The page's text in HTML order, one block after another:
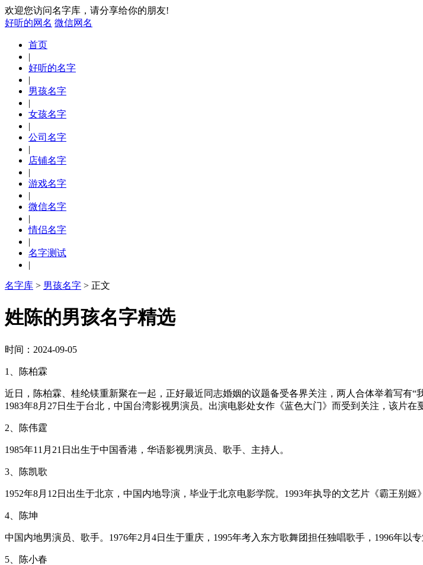
欢迎您访问名字库，请分享给你的朋友!
好听的网名 微信网名
首页
|
好听的名字
|
男孩名字
|
女孩名字
|
公司名字
|
店铺名字
|
游戏名字
|
微信名字
|
情侣名字
|
名字测试
|
名字库 > 男孩名字 > 正文
姓陈的男孩名字精选
时间：2024-09-05
1、陈柏霖
近日，陈柏霖、桂纶镁重新聚在一起，正好最近同志婚姻的议题备受各界关注，两人合体举着写有
1983年8月27日生于台北，中国台湾影视男演员。出演电影处女作《蓝色大门》而受到关注，该片在
2、陈伟霆
1985年11月21日出生于中国香港，华语影视男演员、歌手、主持人。
3、陈凯歌
1952年8月12日出生于北京，中国内地导演，毕业于北京电影学院。1993年执导的文艺片《霸王别
4、陈坤
中国内地男演员、歌手。1976年2月4日生于重庆，1995年考入东方歌舞团担任独唱歌手，1996年以
5、陈小春